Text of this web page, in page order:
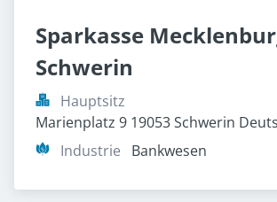
Sparkasse
Schwerin
Hauptsitz
Marienplatz 9 19053 Schwerin
Industrie
Bankwesen